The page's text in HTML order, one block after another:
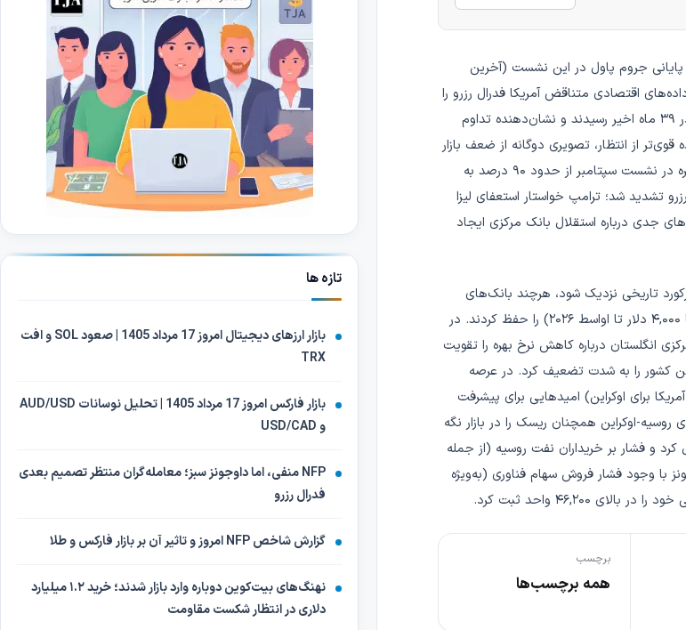
پایانی جروم پاول در این نشست (آخرین
به این رویداد، داده‌های اقتصادی متناقض آمریکا فدرال رزرو را
در وضعیت دشواری قرار داد: از یک سو PMIهای تولیدی و خدماتی به بالاترین سطح در ۳۹ ماه اخیر رسیدند و نشان‌دهنده تداوم
از انتظار، تصویری دوگانه از ضعف بازار
کار در کنار ریسک تورمی ایجاد کرد. این عدم قطعیت باعث شد احتمال کاهش نرخ بهره در نشست سپتامبر از حدود ۹۰ درصد به
تشدید شد؛ ترامپ خواستار استعفای لیزا
جدی درباره استقلال بانک مرکزی ایجاد
دلار نوسان کرد و نتوانست به رکورد تاریخی نزدیک شود، هرچند بانک‌های
بزرگی مانند UBS و گلدمن ساکس چشم‌انداز بلندمدت بسیار صعودی (اهداف ۳,۷۰۰ تا ۴,۰۰۰ دلار تا اواسط ۲۰۲۶) را حفظ کردند. در
محتاطانه بانک مرکزی انگلستان درباره کاهش نرخ بهره را تقویت
کشور را به شدت تضعیف کرد. در عرصه
برای اوکراین) امیدهایی برای پیشرفت
اوکراین همچنان ریسک را در بازار نگه
و فشار بر خریداران نفت روسیه (از جمله
با وجود فشار فروش سهام فناوری (به‌ویژه
واحد ثبت کرد.
برچسب
همه برچسب‌ها
تازه ها
بازار ارزهای دیجیتال امروز 17 مرداد 1405 | صعود SOL و افت
TRX
بازار فارکس امروز 17 مرداد 1405 | تحلیل نوسانات AUD/USD
و USD/CAD
NFP منفی، اما داوجونز سبز؛ معامله‌گران منتظر تصمیم بعدی
فدرال رزرو
گزارش شاخص NFP امروز و تاثیر آن بر بازار فارکس و طلا
نهنگ‌های بیت‌کوین دوباره وارد بازار شدند؛ خرید ۱.۲ میلیارد
دلاری در انتظار شکست مقاومت